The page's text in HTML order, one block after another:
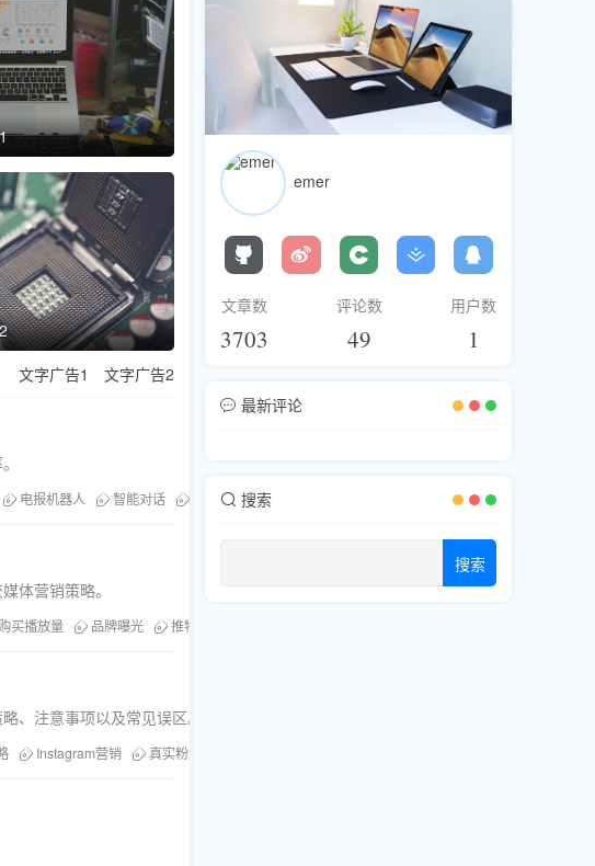
推荐
文字广告1 文字广告2
电报机器人 智能对话 机器人选购
体营销策略。
购买播放量 品牌曝光 推特
、注意事项以及常见误区。
Instagram营销 真实粉丝
emer
文章数
3703
评论数
49
用户数
1
最新评论
搜索
搜索